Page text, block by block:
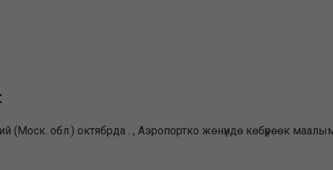
обл.) октябрда . , Аэропортко жөнүндө көбүрөөк